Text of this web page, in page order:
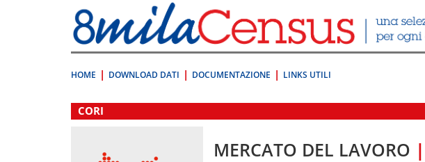
direttamente
a:
Contenuto
HOME DOWNLOAD DATI DOCUMENTAZIONE LINKS UTILI
.
CORI
MERCATO DEL LAVORO |